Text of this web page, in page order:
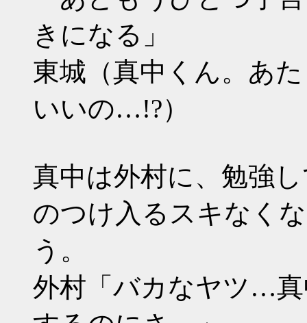
きになる」
東城（真中くん。あ
いいの…!?）
真中は外村に、勉強
のつけ入るスキなく
う。
外村「バカなヤツ…